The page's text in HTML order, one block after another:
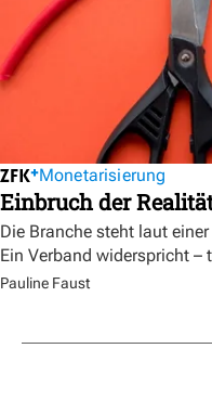
Monetarisierung
Einbruch der
Die Branche steht laut
Ein Verband widerspricht –
Pauline Faust